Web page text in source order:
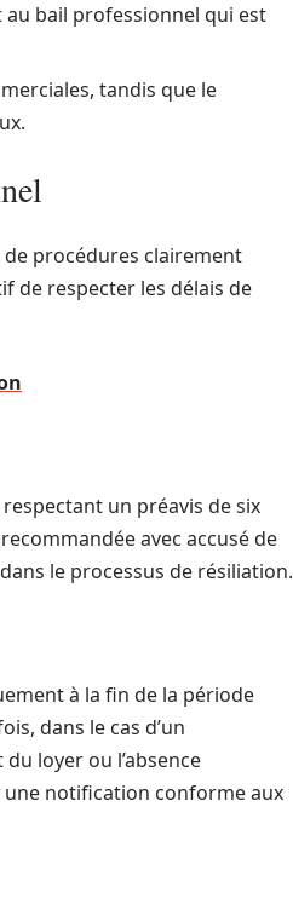
bail professionnel qui est
tandis que le
de procédures clairement
de respecter les délais de
un préavis de six
avec accusé de
le processus de résiliation.
à la fin de la période
dans le cas d’un
loyer ou l’absence
une notification conforme aux